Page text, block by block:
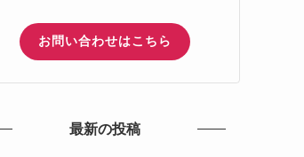
お問い合わせはこちら
最新の投稿